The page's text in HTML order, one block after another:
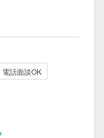
電話面談OK